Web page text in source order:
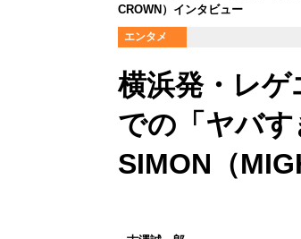
CROWN）インタビュー
エンタメ
横浜発・レ
での「ヤバ
SIMON（